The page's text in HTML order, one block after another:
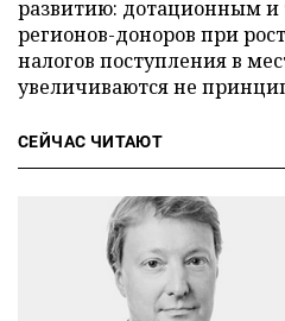
развитию: дотационным и
регионов-доноров при
налогов поступления в
увеличиваются не
СЕЙЧАС ЧИТАЮТ